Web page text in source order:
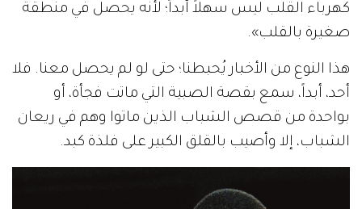
كهرباء القلب ليس سهلاً أبداً؛ لأنه يحصل في منطقة
صغيرة بالقلب».
هذا النوع من الأخبار يُحبطنا؛ حتى لو لم يحصل معنا. فلا
أحد، أبداً، سمع بقصة الصبية التي ماتت فجأة، أو
بواحدة من قصص الشباب الذين ماتوا وهم في ريعان
الشباب، إلا وأصيب بالقلق الكبير على فلذة كبد.